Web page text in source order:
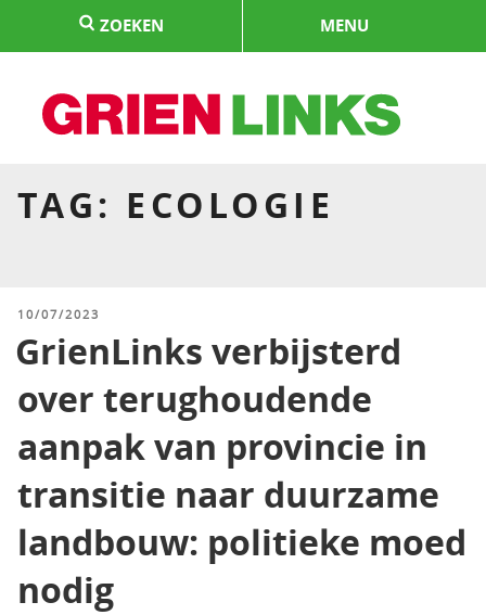
springen
ZOEKEN MENU
TAG: ECOLOGIE
GEPLAATST
10/07/2023
GrienLinks verbijsterd
over terughoudende
aanpak van provincie in
transitie naar duurzame
landbouw: politieke moed
nodig